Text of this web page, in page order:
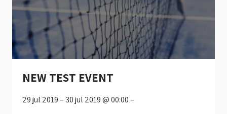
NEW TEST EVENT
29 jul 2019 – 30 jul 2019 @ 00:00 –